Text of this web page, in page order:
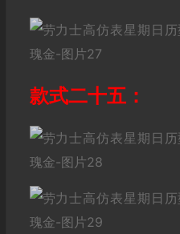
款式二十五：